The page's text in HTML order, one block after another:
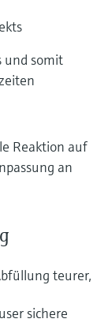
und somit
Reaktion auf
an
teurer,
sichere